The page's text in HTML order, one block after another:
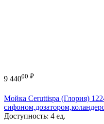
9 44000 ₽
Мойка Ceruttispa (Глория)
Доступность: 4 ед.